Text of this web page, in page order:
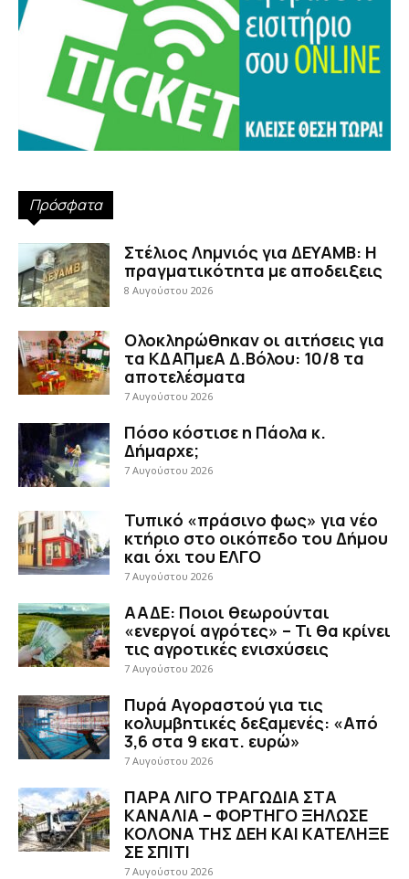
Πρόσφατα
Στέλιος Λημνιός για ΔΕΥΑΜΒ: Η
πραγματικότητα με αποδειξεις
8 Αυγούστου 2026
Ολοκληρώθηκαν οι αιτήσεις για
τα ΚΔΑΠμεΑ Δ.Βόλου: 10/8 τα
αποτελέσματα
7 Αυγούστου 2026
Πόσο κόστισε η Πάολα κ.
Δήμαρχε;
7 Αυγούστου 2026
Τυπικό «πράσινο φως» για νέο
κτήριο στο οικόπεδο του Δήμου
και όχι του ΕΛΓΟ
7 Αυγούστου 2026
ΑΑΔΕ: Ποιοι θεωρούνται
«ενεργοί αγρότες» – Τι θα κρίνει
τις αγροτικές ενισχύσεις
7 Αυγούστου 2026
Πυρά Αγοραστού για τις
κολυμβητικές δεξαμενές: «Από
3,6 στα 9 εκατ. ευρώ»
7 Αυγούστου 2026
ΠΑΡΑ ΛΙΓΟ ΤΡΑΓΩΔΙΑ ΣΤΑ
ΚΑΝΑΛΙΑ – ΦΟΡΤΗΓΟ ΞΗΛΩΣΕ
ΚΟΛΟΝΑ ΤΗΣ ΔΕΗ ΚΑΙ ΚΑΤΕΛΗΞΕ
ΣΕ ΣΠΙΤΙ
7 Αυγούστου 2026